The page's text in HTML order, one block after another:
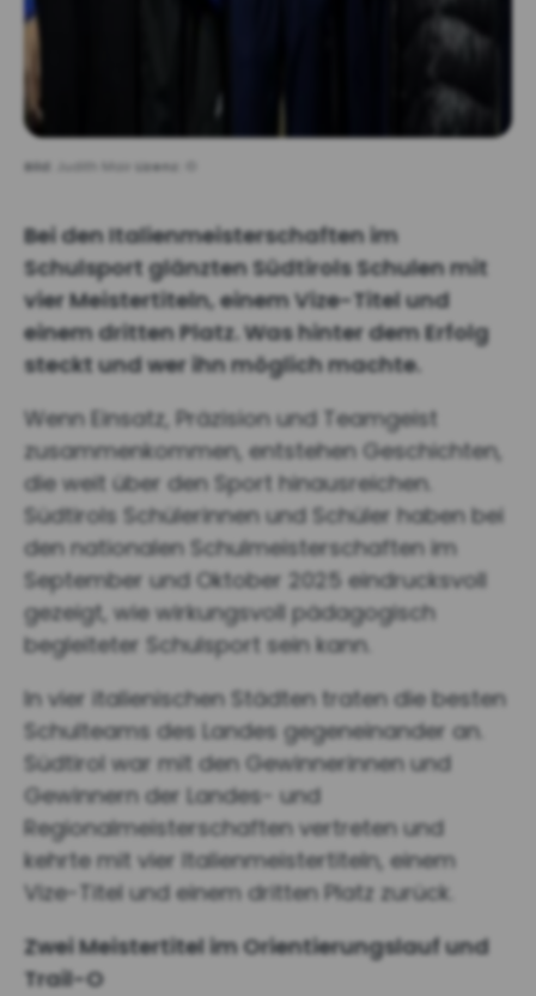
Bild: Lizenz:
Bei den Italienmeisterschaften im
Schulsport glänzten Südtirols Schulen mit
vier Meistertiteln, einem Vize-Titel und
einem dritten Platz. Was hinter dem Erfolg
steckt und wer ihn möglich machte.
Wenn Einsatz, Präzision und Teamgeist
zusammenkommen, entstehen Geschichten,
die weit über den Sport hinausreichen.
Südtirols Schülerinnen und Schüler haben bei
den nationalen Schulmeisterschaften im
September und Oktober 2025 eindrucksvoll
gezeigt, wie wirkungsvoll pädagogisch
begleiteter Schulsport sein kann.
In vier italienischen Städten traten die besten
Schulteams des Landes gegeneinander an.
Südtirol war mit den Gewinnerinnen und
Gewinnern der Landes- und
Regionalmeisterschaften vertreten und
kehrte mit vier Italienmeistertiteln, einem
Vize-Titel und einem dritten Platz zurück.
Zwei Meistertitel im Orientierungslauf und
Trail-O